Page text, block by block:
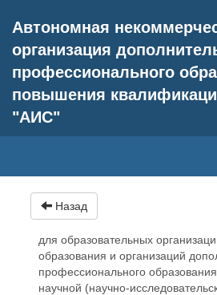
Автономная
организация
профессионального
повышения
"АИС"
Назад
для образовательных
образования и организаций
профессионального
научной (научно-